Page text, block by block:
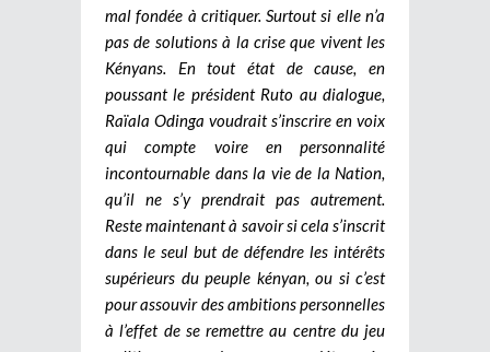
mal fondée à critiquer. Surtout si elle n’a
pas de solutions à la crise que vivent les
Kényans. En tout état de cause, en
poussant le président Ruto au dialogue,
Raïala Odinga voudrait s’inscrire en voix
qui compte voire en personnalité
incontournable dans la vie de la Nation,
qu’il ne s’y prendrait pas autrement.
Reste maintenant à savoir si cela s’inscrit
dans le seul but de défendre les intérêts
supérieurs du peuple kényan, ou si c’est
pour assouvir des ambitions personnelles
à l’effet de se remettre au centre du jeu